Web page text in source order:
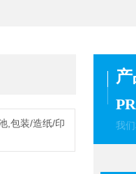
我
,包装/造纸/印